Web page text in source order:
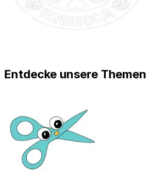
Entdecke unsere Themen